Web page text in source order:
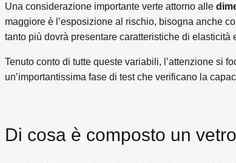
Una considerazione importante verte attorno alle
maggiore è l’esposizione al rischio, bisogna anche
tanto più dovrà presentare caratteristiche di
Tenuto conto di tutte queste variabili, l’attenzione si
un’importantissima fase di test che verificano la
Di cosa è composto un